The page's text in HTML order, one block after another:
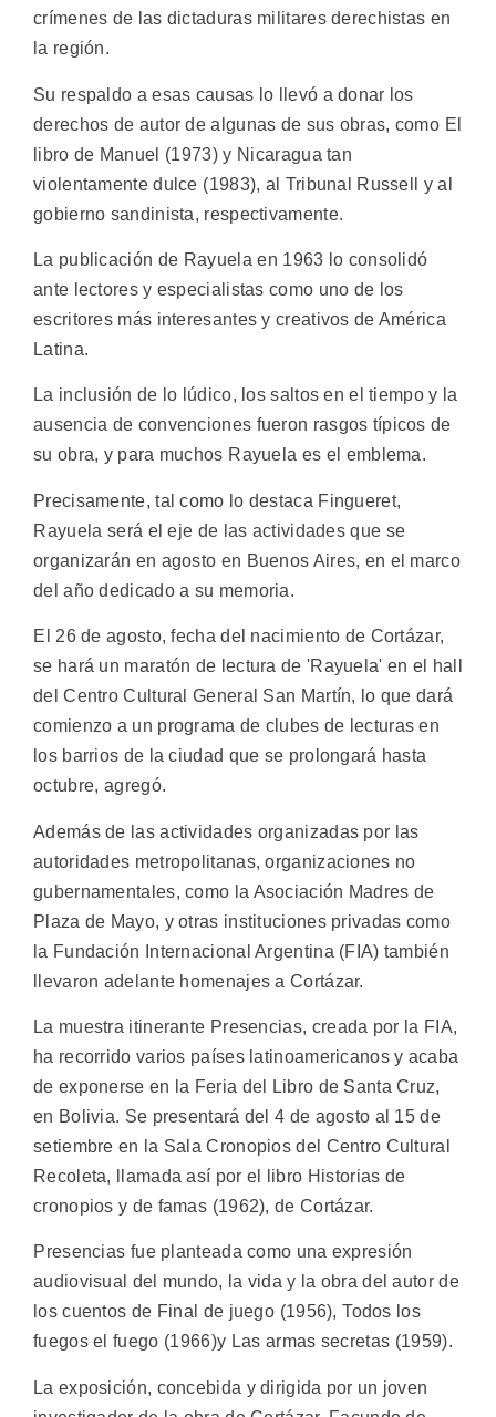
crímenes de las dictaduras militares derechistas en
la región.
Su respaldo a esas causas lo llevó a donar los
derechos de autor de algunas de sus obras, como El
libro de Manuel (1973) y Nicaragua tan
violentamente dulce (1983), al Tribunal Russell y al
gobierno sandinista, respectivamente.
La publicación de Rayuela en 1963 lo consolidó
ante lectores y especialistas como uno de los
escritores más interesantes y creativos de América
Latina.
La inclusión de lo lúdico, los saltos en el tiempo y la
ausencia de convenciones fueron rasgos típicos de
su obra, y para muchos Rayuela es el emblema.
Precisamente, tal como lo destaca Fingueret,
Rayuela será el eje de las actividades que se
organizarán en agosto en Buenos Aires, en el marco
del año dedicado a su memoria.
El 26 de agosto, fecha del nacimiento de Cortázar,
se hará un maratón de lectura de 'Rayuela' en el hall
del Centro Cultural General San Martín, lo que dará
comienzo a un programa de clubes de lecturas en
los barrios de la ciudad que se prolongará hasta
octubre, agregó.
Además de las actividades organizadas por las
autoridades metropolitanas, organizaciones no
gubernamentales, como la Asociación Madres de
Plaza de Mayo, y otras instituciones privadas como
la Fundación Internacional Argentina (FIA) también
llevaron adelante homenajes a Cortázar.
La muestra itinerante Presencias, creada por la FIA,
ha recorrido varios países latinoamericanos y acaba
de exponerse en la Feria del Libro de Santa Cruz,
en Bolivia. Se presentará del 4 de agosto al 15 de
setiembre en la Sala Cronopios del Centro Cultural
Recoleta, llamada así por el libro Historias de
cronopios y de famas (1962), de Cortázar.
Presencias fue planteada como una expresión
audiovisual del mundo, la vida y la obra del autor de
los cuentos de Final de juego (1956), Todos los
fuegos el fuego (1966)y Las armas secretas (1959).
La exposición, concebida y dirigida por un joven